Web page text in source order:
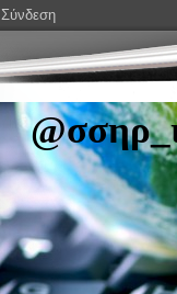
Σύνδεση